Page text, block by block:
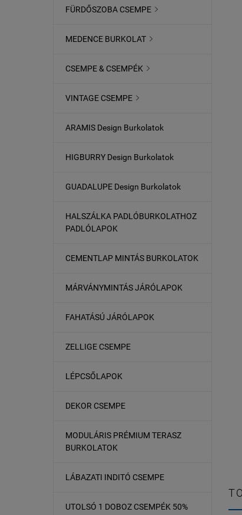
FÜRDŐSZOBA CSEMPE 
MEDENCE BURKOLAT 
CSEMPE & CSEMPÉK 
VINTAGE CSEMPE 
ARAMIS Design Burkolatok
HIGBURRY Design Burkolatok
GUADALUPE Design Burkolatok
HALSZÁLKA PADLÓBURKOLATHOZ
PADLÓLAPOK
CEMENTLAP MINTÁS BURKOLATOK
MÁRVÁNYMINTÁS JÁRÓLAPOK
FAHATÁSÚ JÁRÓLAPOK
ZELLIGE CSEMPE
LÉPCSŐLAPOK
DEKOR CSEMPE
MODULÁRIS PRÉMIUM TERASZ
BURKOLATOK
LÁBAZATI INDITÓ CSEMPE
UTOLSÓ 1 DOBOZ CSEMPÉK 50%